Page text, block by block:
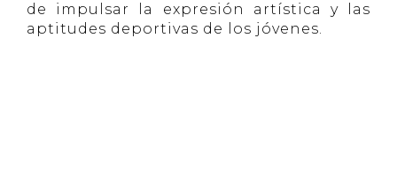
de impulsar la expresión artística y las
aptitudes deportivas de los jóvenes.